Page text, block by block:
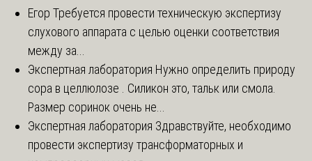
Егор Требуется провести техническую экспертизу
слухового аппарата с целью оценки соответствия
между за...
Экспертная лаборатория Нужно определить природу
сора в целлюлозе . Силикон это, тальк или смола.
Размер соринок очень не...
Экспертная лаборатория Здравствуйте, необходимо
провести экспертизу трансформаторных и